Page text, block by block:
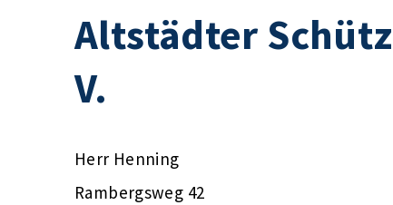
Altstädter
V.
Herr Henning
Rambergsweg 42